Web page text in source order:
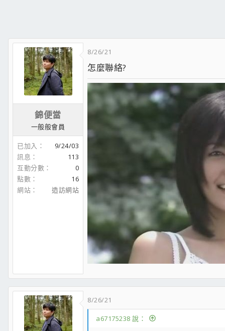
錦便當
一般般會員
已加入
9/24/03
訊息
113
互動分數
0
點數
16
網站
造訪網站
8/26/21
怎麼聯絡?
8/26/21
a67175238 說：